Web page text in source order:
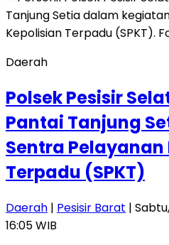
Daerah
Polsek Pesisir
Pantai Tanjung
Sentra
Terpadu (SPKT)
Daerah | Pesisir Barat |
16:05 WIB